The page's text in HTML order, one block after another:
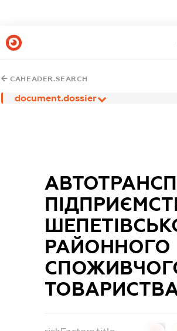
CAHEADER.SEARCH
document.dossier
РАЙОННОГО